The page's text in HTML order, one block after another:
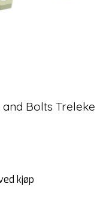
Bolts Treleke
kjøp